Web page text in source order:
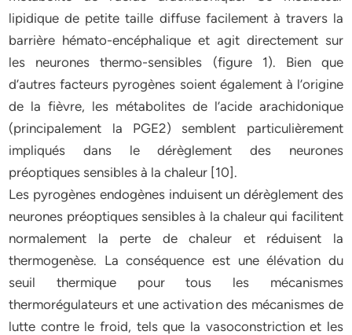
lipidique de petite taille diffuse facilement à travers la
barrière hémato-encéphalique et agit directement sur
les neurones thermo-sensibles (figure 1). Bien que
d’autres facteurs pyrogènes soient également à l’origine
de la fièvre, les métabolites de l’acide arachidonique
(principalement la PGE2) semblent particulièrement
impliqués dans le dérèglement des neurones
préoptiques sensibles à la chaleur [10].
Les pyrogènes endogènes induisent un dérèglement des
neurones préoptiques sensibles à la chaleur qui facilitent
normalement la perte de chaleur et réduisent la
thermogenèse. La conséquence est une élévation du
seuil thermique pour tous les mécanismes
thermorégulateurs et une activation des mécanismes de
lutte contre le froid, tels que la vasoconstriction et les